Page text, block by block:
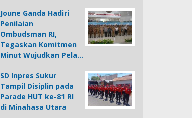
Joune Ganda Hadiri
Penilaian
Ombudsman RI,
Tegaskan Komitmen
Minut Wujudkan Pela…
SD Inpres Sukur
Tampil Disiplin pada
Parade HUT ke-81 RI
di Minahasa Utara